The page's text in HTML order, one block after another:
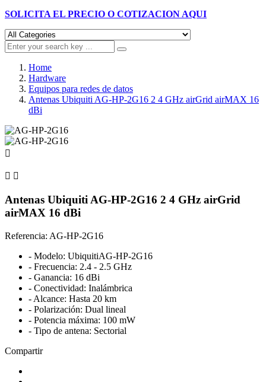
SOLICITA EL PRECIO O COTIZACION AQUI
Home
Hardware
Equipos para redes de datos
Antenas Ubiquiti AG-HP-2G16 2 4 GHz airGrid airMAX 16
dBi

 
Antenas Ubiquiti AG-HP-2G16 2 4 GHz airGrid
airMAX 16 dBi
Referencia: AG-HP-2G16
- Modelo: UbiquitiAG-HP-2G16
- Frecuencia: 2.4 - 2.5 GHz
- Ganancia: 16 dBi
- Conectividad: Inalámbrica
- Alcance: Hasta 20 km
- Polarización: Dual lineal
- Potencia máxima: 100 mW
- Tipo de antena: Sectorial
Compartir